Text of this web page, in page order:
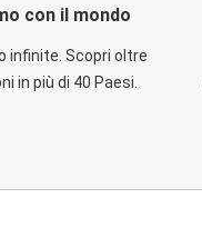
con il mondo
infinite. Scopri oltre
in più di 40 Paesi.